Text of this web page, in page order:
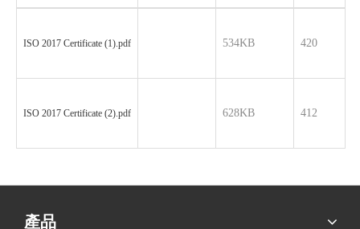
ISO 2017 Certificate (1).pdf 534KB 420
ISO 2017 Certificate (2).pdf 628KB 412
產品